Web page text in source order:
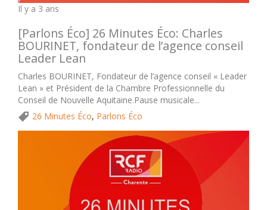
Il y a 3 ans
[Parlons Éco] 26 Minutes Éco: Charles
BOURINET, fondateur de l’agence conseil
Leader Lean
Charles BOURINET, Fondateur de l’agence conseil « Leader
Lean » et Président de la Chambre Professionnelle du
Conseil de Nouvelle Aquitaine.Pause musicale...
26 Minutes Éco, Parlons Éco